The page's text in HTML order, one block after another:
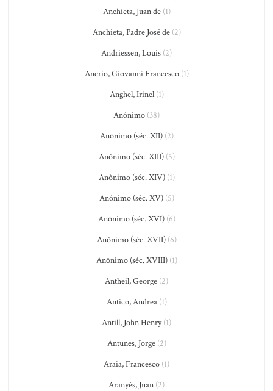
Anchieta, Juan de(1)
Anchieta, Padre José de(2)
Andriessen, Louis (2)
Anerio, Giovanni Francesco(1)
Anghel, Irinel(1)
Anônimo (38)
Anônimo (séc. XII)(2)
Anônimo (séc. XIII)(5)
Anônimo (séc. XIV)(1)
Anônimo (séc. XV)(5)
Anônimo (séc. XVI)(6)
Anônimo (séc. XVII)(6)
Anônimo (séc. XVIII)(1)
Antheil, George (2)
Antico, Andrea(1)
Antill, John Henry(1)
Antunes, Jorge(2)
Araia, Francesco (1)
Aranyés, Juan (2)